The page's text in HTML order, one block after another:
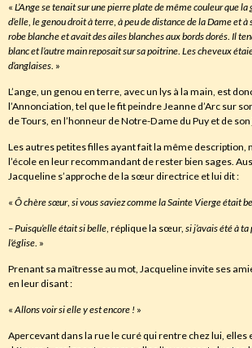
« L’Ange se tenait sur une pierre plate de même couleur que
d’elle, le genou droit à terre, à peu de distance de la Dame et à
robe blanche et avait des ailes blanches aux bords dorés. Il
blanc et l’autre main reposait sur sa poitrine. Les cheveux
d’anglaises. »
L’ange, un genou en terre, avec un lys à la main, est
l’Annonciation, tel que le fit peindre Jeanne d’Arc sur
de Tours, en l’honneur de Notre-Dame du Puy et de
Les autres petites filles ayant fait la même description,
l’école en leur recommandant de rester bien sages.
Jacqueline s’approche de la sœur directrice et lui dit :
« Ôchère sœur, si vous saviez comme la Sainte Vierge était
– Puisqu’elle était si belle, réplique la sœur, sij’avais été à
l’église. »
Prenant sa maîtresse au mot, Jacqueline invite ses
en leur disant :
«Allons voir si elle y est encore ! »
Apercevant dans la rue le curé qui rentre chez lui,